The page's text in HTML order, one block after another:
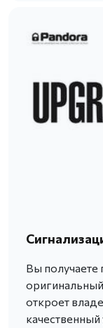
Вы получаете
откроет